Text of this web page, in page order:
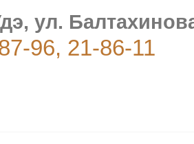
ул.
96, 21-86-11